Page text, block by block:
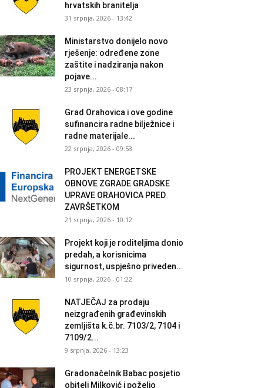
hrvatskih branitelja
31 srpnja, 2026 - 13:42
Ministarstvo donijelo novo
rješenje: određene zone
zaštite i nadziranja nakon
pojave...
23 srpnja, 2026 - 08:17
Grad Orahovica i ove godine
sufinancira radne bilježnice i
radne materijale...
22 srpnja, 2026 - 09:53
PROJEKT ENERGETSKE
OBNOVE ZGRADE GRADSKE
UPRAVE ORAHOVICA PRED
ZAVRŠETKOM
21 srpnja, 2026 - 10:12
Projekt koji je roditeljima donio
predah, a korisnicima
sigurnost, uspješno priveden...
10 srpnja, 2026 - 01:22
NATJEČAJ za prodaju
neizgrađenih građevinskih
zemljišta k.č.br. 7103/2, 7104 i
7109/2...
9 srpnja, 2026 - 13:23
Gradonačelnik Babac posjetio
obitelj Milković i poželio